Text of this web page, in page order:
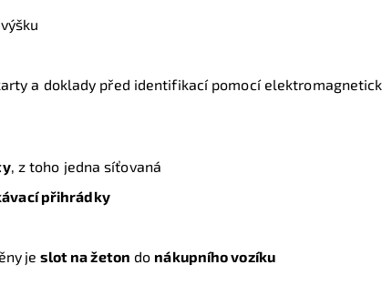
a doklady před identifikací pomocí
, z toho jedna síťovaná
přihrádky
je slot na žeton do nákupního vozíku